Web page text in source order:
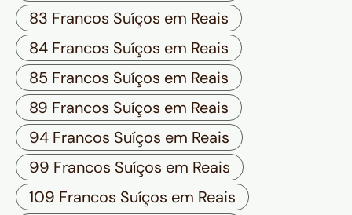
83 Francos Suíços em Reais
84 Francos Suíços em Reais
85 Francos Suíços em Reais
89 Francos Suíços em Reais
94 Francos Suíços em Reais
99 Francos Suíços em Reais
109 Francos Suíços em Reais